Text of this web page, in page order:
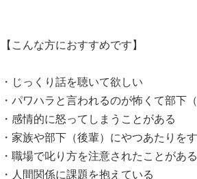
【こんな方におすすめです】
・じっくり話を聴いて欲しい
・パワハラと言われるのが怖くて部下
・感情的に怒ってしまうことがある
・家族や部下（後輩）にやつあたりを
・職場で叱り方を注意されたことがある
・人間関係に課題を抱えている